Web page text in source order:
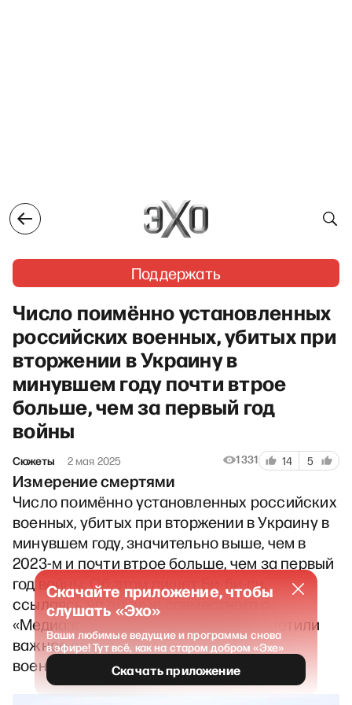
Поддержать
Число поимённо установленных
российских военных, убитых при
вторжении в Украину в
минувшем году почти втрое
больше, чем за первый год
войны
Сюжеты 2 мая 2025 1331 14 5
Измерение смертями
Число поимённо установленных российских
военных, убитых при вторжении в Украину в
минувшем году, значительно выше, чем в
2023-м и почти втрое больше, чем за первый
год войны. Об этом пишет Би-би-си,
ссылаясь на данные совместного с
«Медиазоной» подсчёта. Авторы заметили
важное отличие в темпах гибели
военнослужащих.
Скачайте приложение, чтобы
слушать «Эхо»
Ваши любимые ведущие и программы снова
в эфире! Тут всё, как на старом добром «Эхе»
Скачать приложение